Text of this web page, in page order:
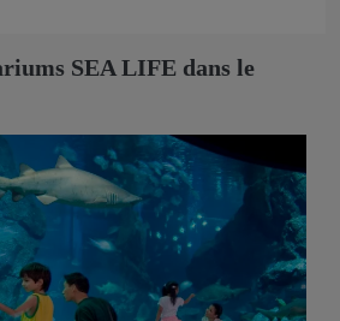
SEA LIFE dans le